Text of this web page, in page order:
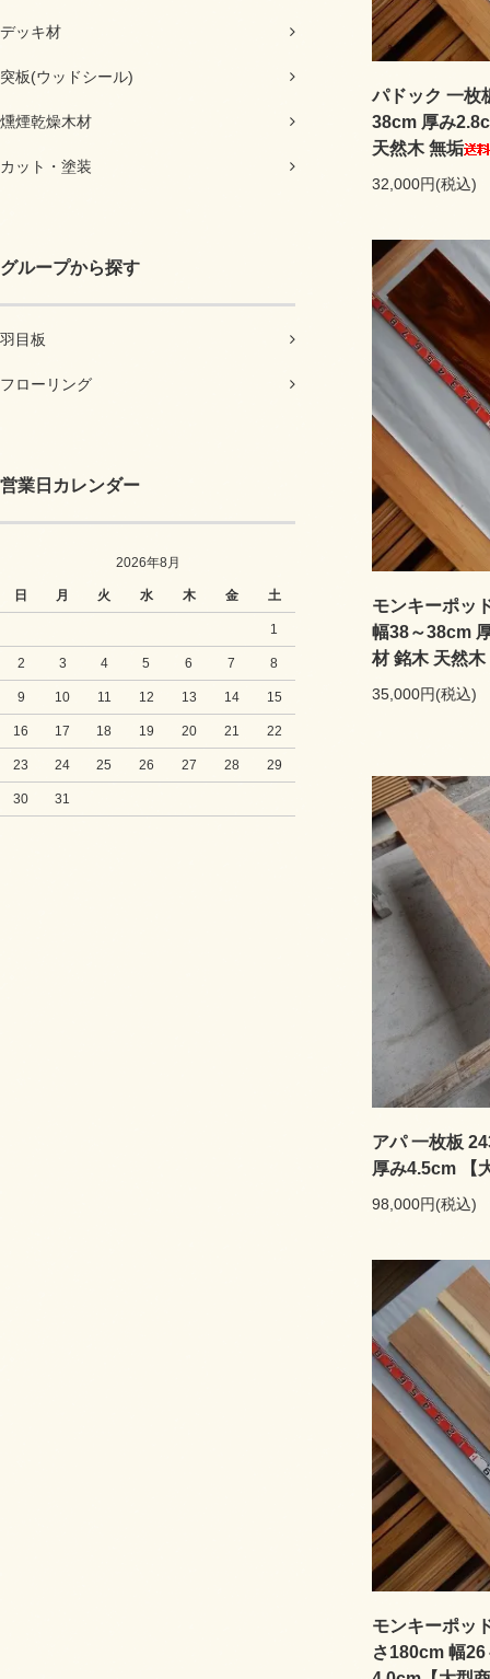
デッキ材
突板(ウッドシール)
燻煙乾燥木材
カット・塗装
グループから探す
羽目板
フローリング
営業日カレンダー
2026年8月
日 月 火 水 木 金 土
1
2 3 4 5 6 7 8
9 10 11 12 13 14 15
16 17 18 19 20 21 22
23 24 25 26 27 28 29
30 31
パドック 一枚
38cm 厚み
天然木 無垢
32,000円(税込)
モンキーポッ
幅38～38cm
材 銘木 天然木
35,000円(税込)
アパ 一枚板
厚み4.5cm 【
98,000円(税込)
モンキーポッ
さ180cm 幅